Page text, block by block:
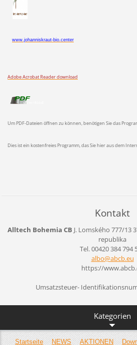
www.johanniskraut-bio.center
Adobe Acrobat Reader download
Um PDF-Dateien öffnen zu können, benötigen Sie das
Dies ist ein kostenfreies Programm, das Sie hier aus dem
Kontakt
Alltech Bohemia CB J. Lomského 777/13
republika
Tel. 00420 384 794
albo@abcb.eu
https://
Umsatzsteuer-
Kategorien
Startseite NEWS AKTIONEN